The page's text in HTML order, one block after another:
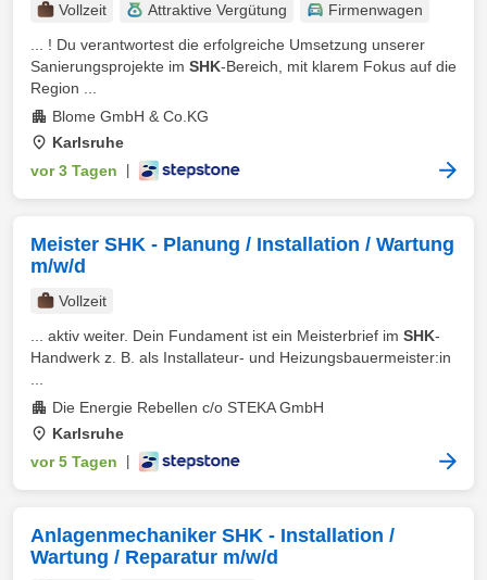
Vollzeit Attraktive Vergütung
Firmenwagen
... ! Du verantwortest die erfolgreiche Umsetzung unserer
Sanierungsprojekte im SHK-Bereich, mit klarem Fokus auf die
Region ...
Blome GmbH & Co.KG
Karlsruhe
vor 3 Tagen
Meister SHK - Planung / Installation / Wartung
m/w/d
Vollzeit
... aktiv weiter. Dein Fundament ist ein Meisterbrief im SHK-
Handwerk z. B. als Installateur- und Heizungsbauermeister:in
Die Energie Rebellen c/o STEKA GmbH
Karlsruhe
vor 5 Tagen
Anlagenmechaniker SHK - Installation /
Wartung / Reparatur m/w/d